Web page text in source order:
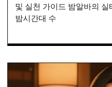
및 실천 가이드 밤알바의
밤시간대 수